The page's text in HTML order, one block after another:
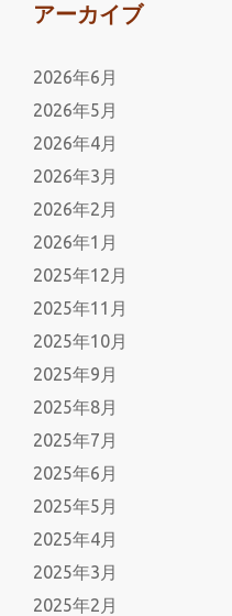
アーカイブ
2026年6月
2026年5月
2026年4月
2026年3月
2026年2月
2026年1月
2025年12月
2025年11月
2025年10月
2025年9月
2025年8月
2025年7月
2025年6月
2025年5月
2025年4月
2025年3月
2025年2月